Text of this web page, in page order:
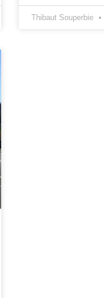
Thibaut Souperbie